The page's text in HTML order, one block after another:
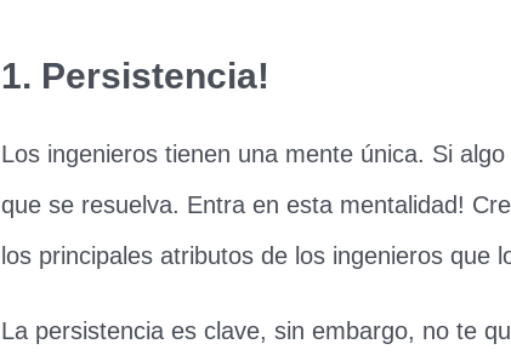
1. Persistencia!
Los ingenieros tienen una mente única. Si
que se resuelva. Entra en esta mentalidad!
los principales atributos de los ingenieros que
La persistencia es clave, sin embargo, no te